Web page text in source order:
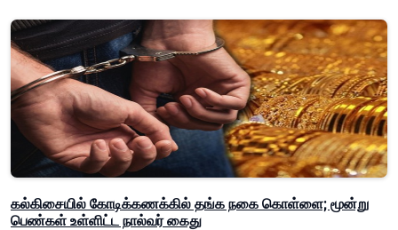
கல்கிசையில் கோடிக்கணக்கில் தங்க நகை கொள்ளை; மூன்று
பெண்கள் உள்ளிட்ட நால்வர் கைது